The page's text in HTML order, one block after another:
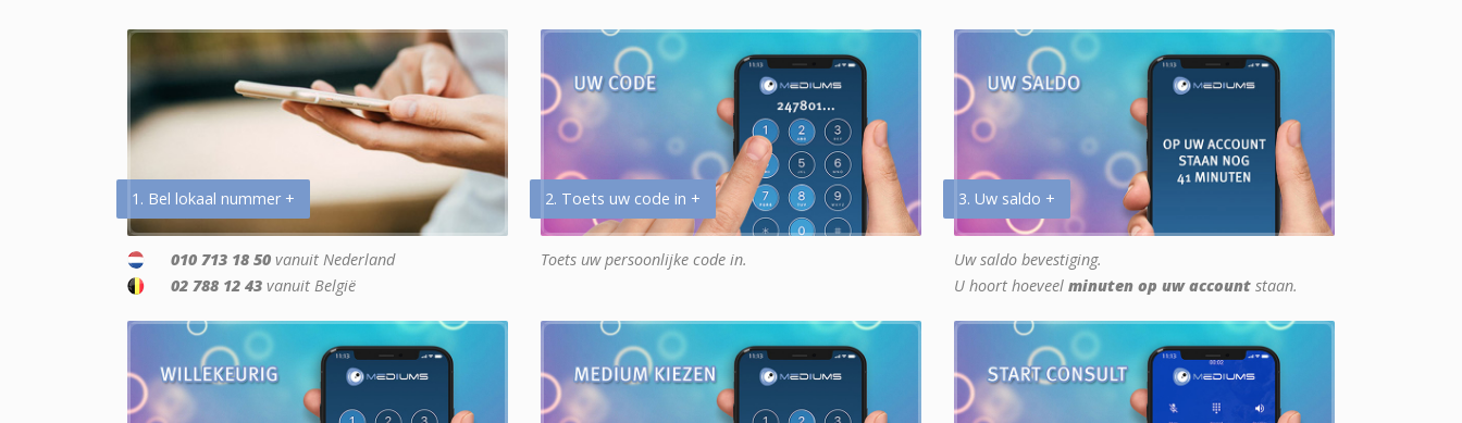
1. Bel lokaal nummer +
010 713 18 50 vanuit Nederland
02 788 12 43 vanuit België
2. Toets uw code in +
Toets uw persoonlijke code in.
3. Uw saldo +
Uw saldo bevestiging.
U hoort hoeveel minuten op uw account staan.